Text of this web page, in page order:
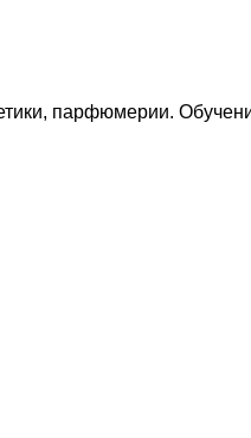
парфюмерии.